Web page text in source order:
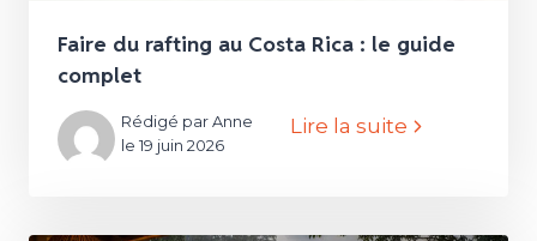
Faire du rafting au Costa Rica : le guide
complet
Rédigé par Anne
le 19 juin 2026
Lire la suite